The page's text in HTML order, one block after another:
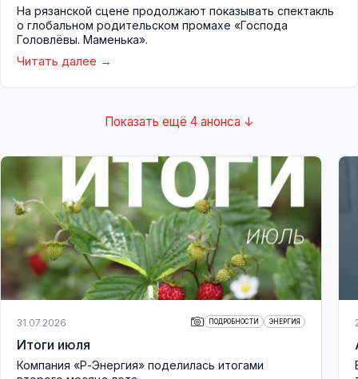
На рязанской сцене продолжают показывать спектакль
о глобальном родительском промахе «Господа
Головлёвы. Маменька».
Читать далее
Показать ещё 4 анонса ↓
31.07.2026 ПОДРОБНОСТИ ЭНЕРГИЯ
Итоги июля
Компания «Р-Энергия» поделилась итогами